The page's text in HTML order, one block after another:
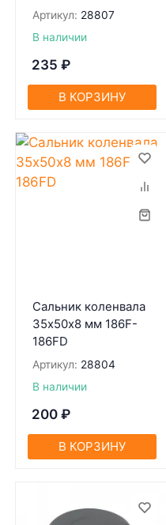
Артикул: 28807
В наличии
235 ₽
В КОРЗИНУ
Сальник коленвала
35х50х8 мм 186F-
186FD
Артикул: 28804
В наличии
200 ₽
В КОРЗИНУ